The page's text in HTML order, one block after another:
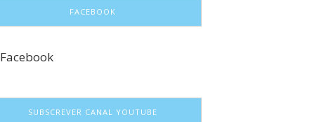
FACEBOOK
Facebook
SUBSCREVER CANAL YOUTUBE